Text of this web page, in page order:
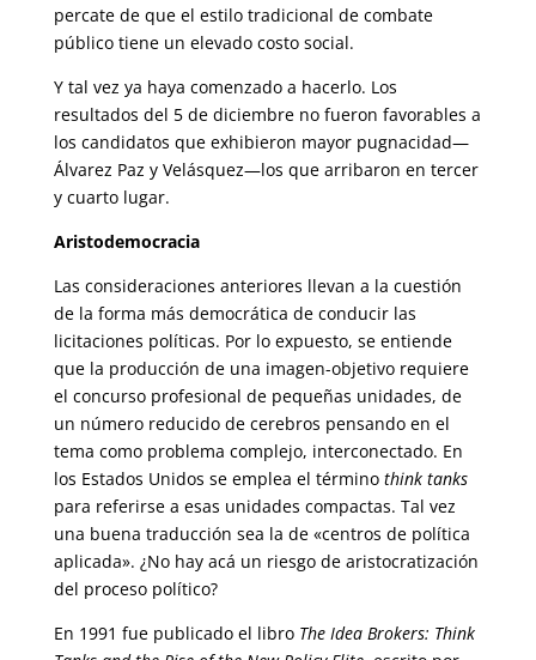
percate de que el estilo tradicional de combate
público tiene un elevado costo social.
Y tal vez ya haya comenzado a hacerlo. Los
resultados del 5 de diciembre no fueron favorables a
los candidatos que exhibieron mayor pugnacidad—
Álvarez Paz y Velásquez—los que arribaron en tercer
y cuarto lugar.
Aristodemocracia
Las consideraciones anteriores llevan a la cuestión
de la forma más democrática de conducir las
licitaciones políticas. Por lo expuesto, se entiende
que la producción de una imagen-objetivo requiere
el concurso profesional de pequeñas unidades, de
un número reducido de cerebros pensando en el
tema como problema complejo, interconectado. En
los Estados Unidos se emplea el término think tanks
para referirse a esas unidades compactas. Tal vez
una buena traducción sea la de «centros de política
aplicada». ¿No hay acá un riesgo de aristocratización
del proceso político?
En 1991 fue publicado el libro The Idea Brokers: Think